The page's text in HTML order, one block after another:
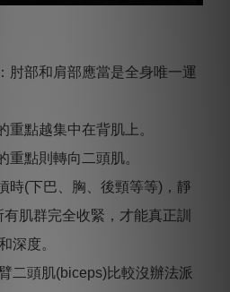
肘部和肩部應當是全身唯一運
重點越集中在背肌上。
重點則轉向二頭肌。
時(下巴、胸、後頸等等)，靜
肌群完全收緊，才能真正訓
深度。
二頭肌(biceps)比較沒辦法派